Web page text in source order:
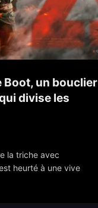
Boot, un bouclier
divise les
la triche avec
heurté à une vive